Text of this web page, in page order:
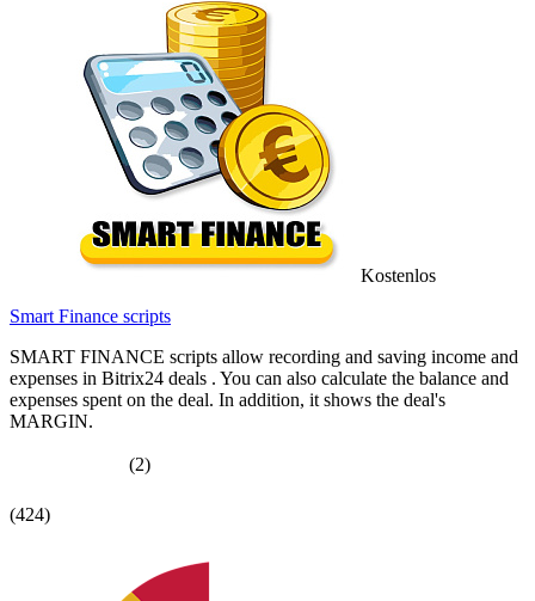
Kostenlos
Smart Finance scripts
SMART FINANCE scripts allow recording and saving income and
expenses in Bitrix24 deals . You can also calculate the balance and
expenses spent on the deal. In addition, it shows the deal's
MARGIN.
(2)
(424)